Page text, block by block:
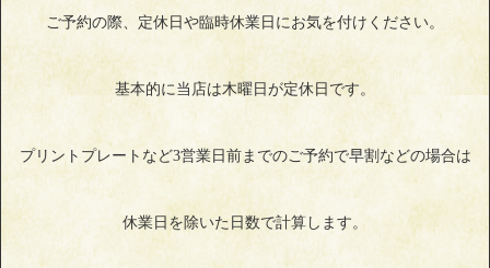
ご予約の際、定休日や臨時休業日にお気を付けください。
基本的に当店は木曜日が定休日です。
プリントプレートなど3営業日前までのご予約で早割などの場合は
休業日を除いた日数で計算します。